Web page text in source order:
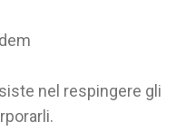
nel respingere gli